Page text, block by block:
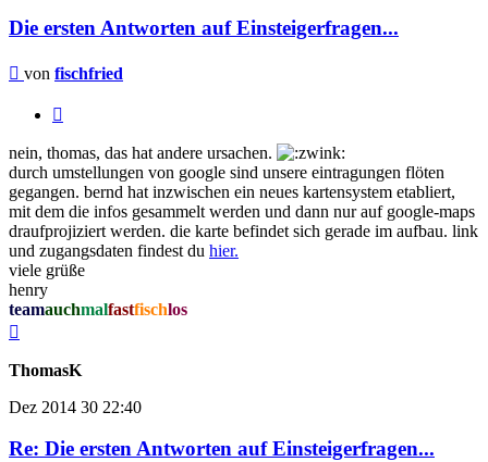
Die ersten Antworten auf Einsteigerfragen...
Beitrag
von fischfried
nein, thomas, das hat andere ursachen.
durch umstellungen von google sind unsere eintragungen flöten
gegangen. bernd hat inzwischen ein neues kartensystem etabliert,
mit dem die infos gesammelt werden und dann nur auf google-maps
draufprojiziert werden. die karte befindet sich gerade im aufbau. link
und zugangsdaten findest du hier.
viele grüße
henry
teamauchmalfastfischlos
ThomasK
Dez 2014 30 22:40
Re: Die ersten Antworten auf Einsteigerfragen...